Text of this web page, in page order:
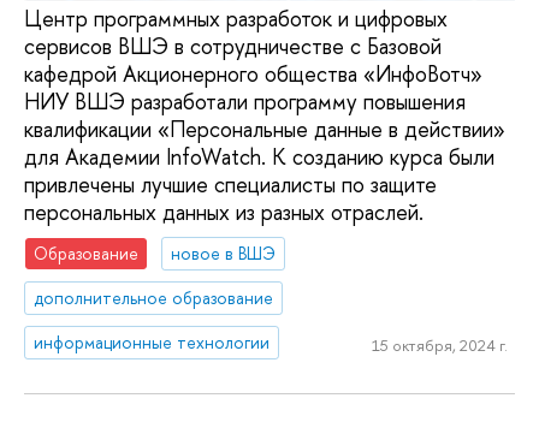
Центр программных разработок и цифровых
сервисов ВШЭ в сотрудничестве с Базовой
кафедрой Акционерного общества «ИнфоВотч»
НИУ ВШЭ разработали программу повышения
квалификации «Персональные данные в действии»
для Академии InfoWatch. К созданию курса были
привлечены лучшие специалисты по защите
персональных данных из разных отраслей.
Образование
новое в ВШЭ
дополнительное образование
информационные технологии
15 октября, 2024 г.